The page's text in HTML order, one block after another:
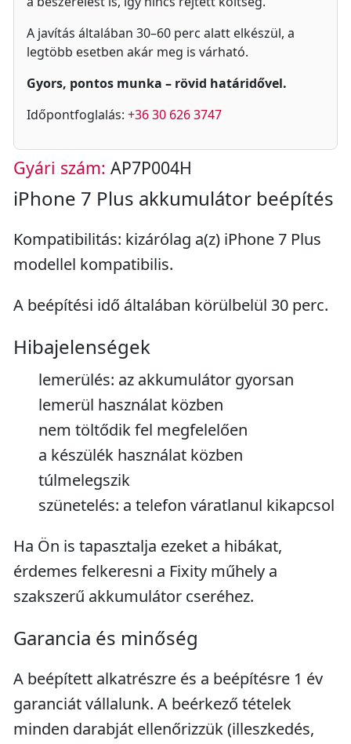
A javítás általában 30–60 perc alatt elkészül, a
legtöbb esetben akár meg is várható.
Gyors, pontos munka – rövid határidővel.
Időpontfoglalás: +36 30 626 3747
Gyári szám: AP7P004H
iPhone 7 Plus akkumulátor beépítés
Kompatibilitás: kizárólag a(z) iPhone 7 Plus
modellel kompatibilis.
A beépítési idő általában körülbelül 30 perc.
Hibajelenségek
lemerülés: az akkumulátor gyorsan
lemerül használat közben
nem töltődik fel megfelelően
a készülék használat közben
túlmelegszik
szünetelés: a telefon váratlanul kikapcsol
Ha Ön is tapasztalja ezeket a hibákat,
érdemes felkeresni a Fixity műhely a
szakszerű akkumulátor cseréhez.
Garancia és minőség
A beépített alkatrészre és a beépítésre 1 év
garanciát vállalunk. A beérkező tételek
minden darabját ellenőrizzük (illeszkedés,